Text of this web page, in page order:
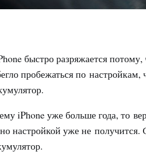
быстро разряжается
пробежаться по
iPhone уже больше года, то
настройкой уже не получится.